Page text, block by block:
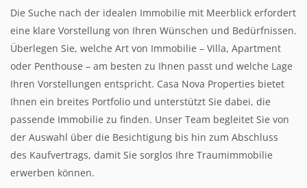
Die Suche nach der idealen Immobilie mit Meerblick erfordert
eine klare Vorstellung von Ihren Wünschen und Bedürfnissen.
Überlegen Sie, welche Art von Immobilie – Villa, Apartment
oder Penthouse – am besten zu Ihnen passt und welche Lage
Ihren Vorstellungen entspricht. Casa Nova Properties bietet
Ihnen ein breites Portfolio und unterstützt Sie dabei, die
passende Immobilie zu finden. Unser Team begleitet Sie von
der Auswahl über die Besichtigung bis hin zum Abschluss
des Kaufvertrags, damit Sie sorglos Ihre Traumimmobilie
erwerben können.